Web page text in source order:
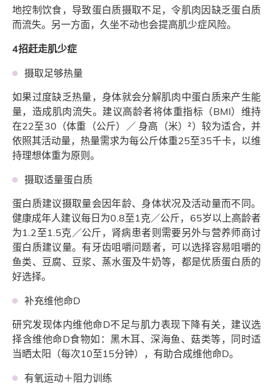
地控制饮食，导致蛋白质摄取不足，令肌肉因缺乏蛋白质
而流失。另一方面，久坐不动也会提高肌少症风险。
4招赶走肌少症
摄取足够热量
如果过度缺乏热量，身体就会分解肌肉中蛋白质来产生能
量，造成肌肉流失。建议高龄者将体重指标（BMI）维持
在22至30（体重（公斤）／ 身高（米）²）较为适合，并
依照其活动量，热量需求为每公斤体重25至35千卡，以维
持理想体重为原则。
摄取适量蛋白质
蛋白质建议摄取量会因年龄、身体状况及活动量而不同。
健康成年人建议每日为0.8至1克／公斤，65岁以上高龄者
为1.2至1.5克／公斤，肾病患者则需要另外与营养师商讨
蛋白质建议量。有牙齿咀嚼问题者，可以选择容易咀嚼的
鱼类、豆腐、豆浆、蒸水蛋及牛奶等，都是优质蛋白质的
好选择。
补充维他命D
研究发现体内维他命D不足与肌力表现下降有关，建议选
择含维他命D食物如：黑木耳、深海鱼、菇类等，同时适
当晒太阳（每次10至15分钟），有助合成维他命D。
有氧运动＋阻力训练